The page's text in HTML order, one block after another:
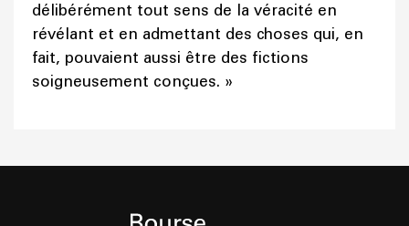
délibérément tout sens de la véracité en
révélant et en admettant des choses qui, en
fait, pouvaient aussi être des fictions
soigneusement conçues. »